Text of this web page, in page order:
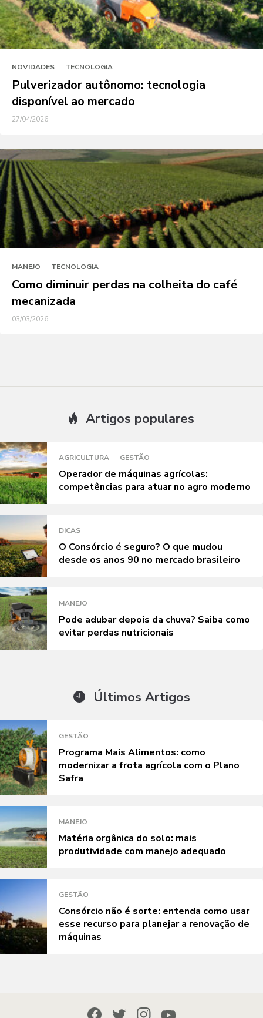
NOVIDADES TECNOLOGIA
Pulverizador autônomo: tecnologia
disponível ao mercado
27/04/2026
MANEJO TECNOLOGIA
Como diminuir perdas na colheita do café
mecanizada
03/03/2026
Artigos populares
AGRICULTURA GESTÃO
Operador de máquinas agrícolas:
competências para atuar no agro moderno
DICAS
O Consórcio é seguro? O que mudou
desde os anos 90 no mercado brasileiro
MANEJO
Pode adubar depois da chuva? Saiba como
evitar perdas nutricionais
Últimos Artigos
GESTÃO
Programa Mais Alimentos: como
modernizar a frota agrícola com o Plano
Safra
MANEJO
Matéria orgânica do solo: mais
produtividade com manejo adequado
GESTÃO
Consórcio não é sorte: entenda como usar
esse recurso para planejar a renovação de
máquinas